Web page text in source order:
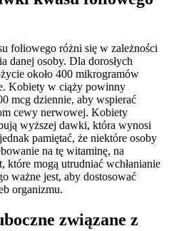
foliowego różni się w zależności
danej osoby. Dla dorosłych
około 400 mikrogramów
Kobiety w ciąży powinny
mcg dziennie, aby wspierać
cewy nerwowej. Kobiety
wyższej dawki, która wynosi
pamiętać, że niektóre osoby
na tę witaminę, na
które mogą utrudniać wchłanianie
ważne jest, aby dostosować
organizmu.
związane z